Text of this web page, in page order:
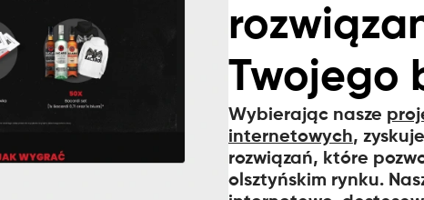
Twojego
Wybierając nasze
internetowych,
rozwiązań, które
olsztyńskim rynku.